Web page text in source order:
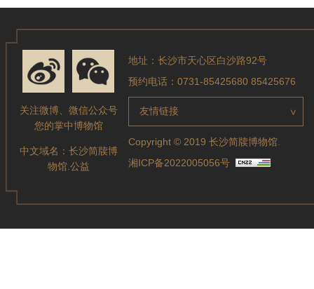
关注微博、微信公众号
您的掌中博物馆
中文域名： 长沙简牍博
物馆.公益
地址：长沙市天心区白沙路92号
预约电话：0731-85425680 85425676
友情链接 >
Copyright © 2019 长沙简牍博物馆.
湘ICP备2022005056号